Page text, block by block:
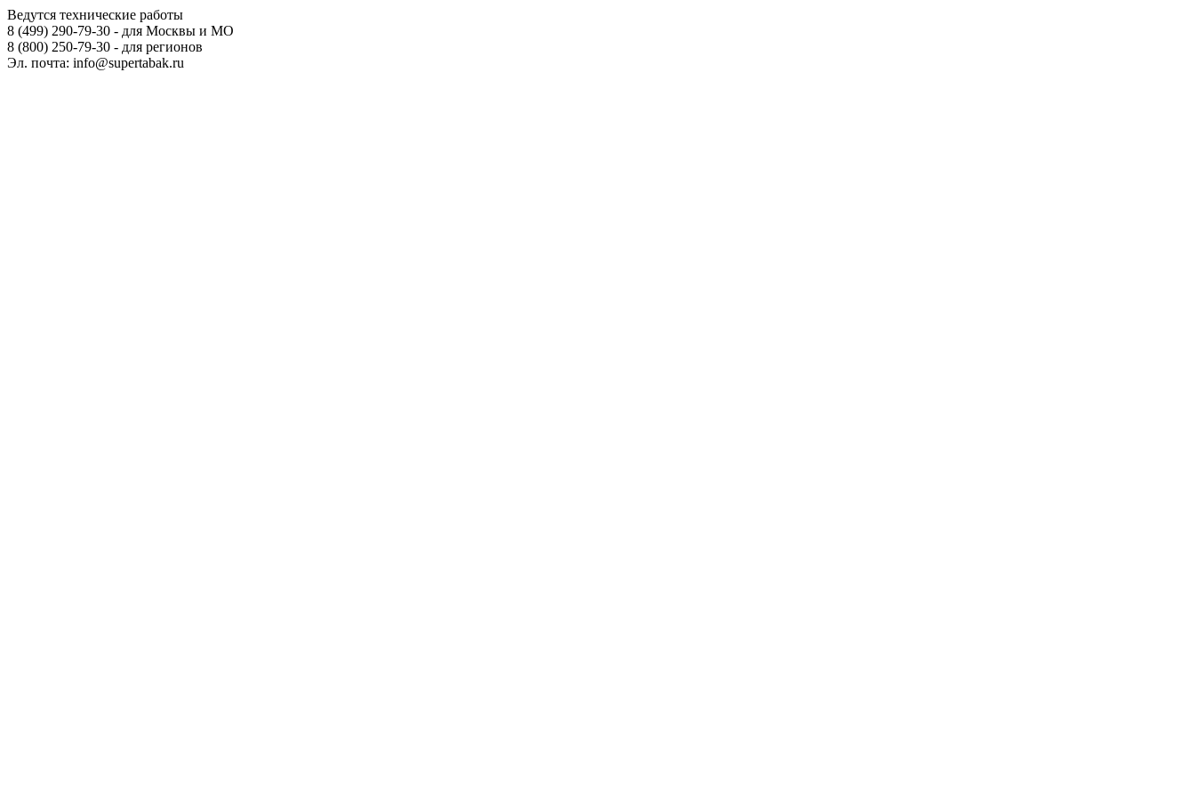
Ведутся технические работы
8 (499) 290-79-30 - для Москвы и МО
8 (800) 250-79-30 - для регионов
Эл. почта: info@supertabak.ru